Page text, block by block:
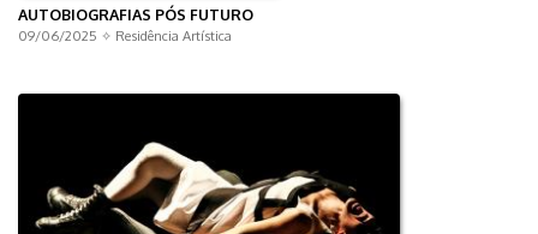
AUTOBIOGRAFIAS PÓS FUTURO
09/06/2025 ✧ Residência Artística